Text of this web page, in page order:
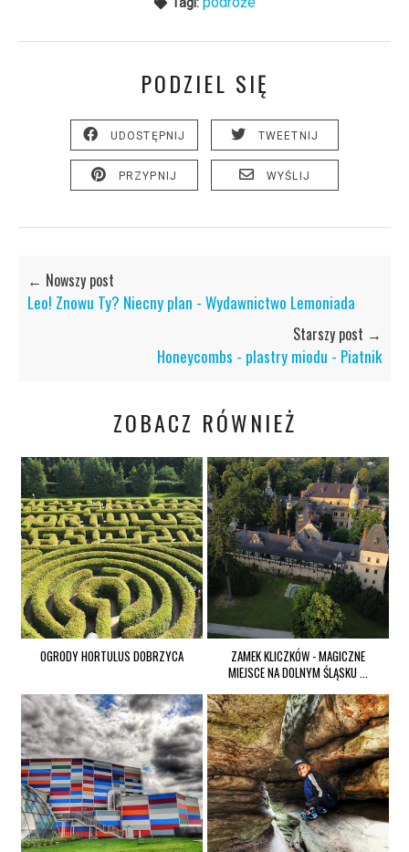
PODZIEL SIĘ
UDOSTĘPNIJ TWEETNIJ
PRZYPNIJ WYŚLIJ
← Nowszy post
Leo! Znowu Ty? Niecny plan - Wydawnictwo Lemoniada
Starszy post →
Honeycombs - plastry miodu - Piatnik
ZOBACZ RÓWNIEŻ
OGRODY HORTULUS DOBRZYCA
ZAMEK KLICZKÓW - MAGICZNE
MIEJSCE NA DOLNYM ŚLĄSKU ...